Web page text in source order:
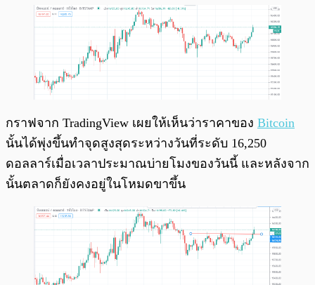
กราฟจาก TradingView เผยให้เห็นว่าราคาของ Bitcoin
นั้นได้พุ่งขึ้นทำจุดสูงสุดระหว่างวันที่ระดับ 16,250
ดอลลาร์เมื่อเวลาประมาณบ่ายโมงของวันนี้ และหลังจาก
นั้นตลาดก็ยังคงอยู่ในโหมดขาขึ้น